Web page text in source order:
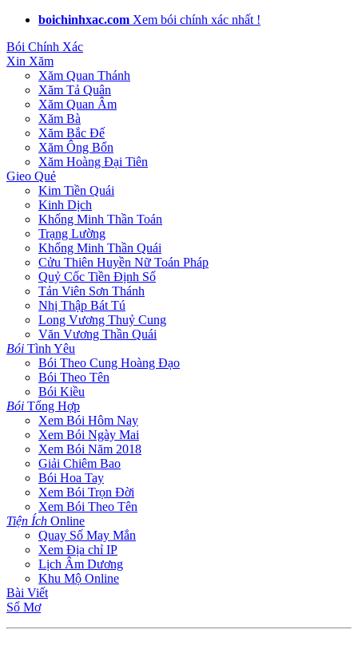
boichinhxac.com Xem bói chính xác nhất !
Bói Chính Xác
Xin Xăm
Xăm Quan Thánh
Xăm Tả Quân
Xăm Quan Âm
Xăm Bà
Xăm Bắc Đế
Xăm Ông Bổn
Xăm Hoàng Đại Tiên
Gieo Quẻ
Kim Tiền Quái
Kinh Dịch
Khổng Minh Thần Toán
Trạng Lường
Khổng Minh Thần Quái
Cửu Thiên Huyền Nữ Toán Pháp
Quỷ Cốc Tiền Định Số
Tản Viên Sơn Thánh
Nhị Thập Bát Tú
Long Vương Thuỷ Cung
Văn Vương Thần Quái
Bói Tình Yêu
Bói Theo Cung Hoàng Đạo
Bói Theo Tên
Bói Kiều
Bói Tổng Hợp
Xem Bói Hôm Nay
Xem Bói Ngày Mai
Xem Bói Năm 2018
Giải Chiêm Bao
Bói Hoa Tay
Xem Bói Trọn Đời
Xem Bói Theo Tên
Tiện Ích Online
Quay Số May Mắn
Xem Địa chỉ IP
Lịch Âm Dương
Khu Mộ Online
Bài Viết
Sổ Mơ